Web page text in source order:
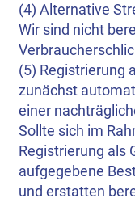
(4) Alternative
Wir sind nicht
(5) Registrierung
zunächst
einer
Sollte sich im
Registrierung als
aufgegebene
und erstatten